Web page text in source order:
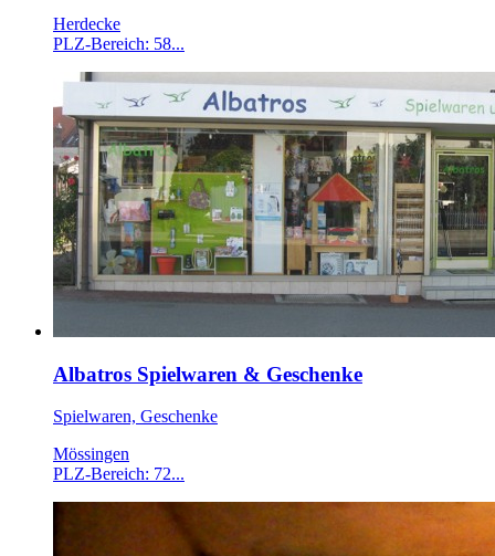
Herdecke
PLZ-Bereich: 58...
Albatros Spielwaren & Geschenke
Spielwaren, Geschenke
Mössingen
PLZ-Bereich: 72...